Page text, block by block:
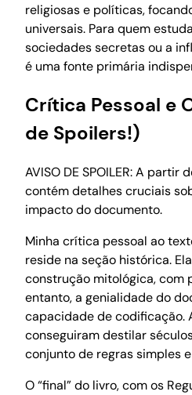
religiosas e políticas,
universais. Para quem
sociedades secretas ou a
é uma fonte primária
Crítica Pessoal e
de Spoilers!)
AVISO DE SPOILER: A partir
contém detalhes cruciais
impacto do documento.
Minha crítica pessoal ao
reside na seção histórica.
construção mitológica, com
entanto, a genialidade do
capacidade de codificação.
conseguiram destilar
conjunto de regras simples
O “final” do livro, com os